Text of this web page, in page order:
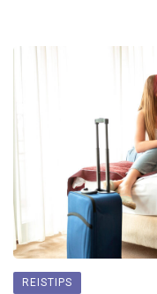
REISTIPS